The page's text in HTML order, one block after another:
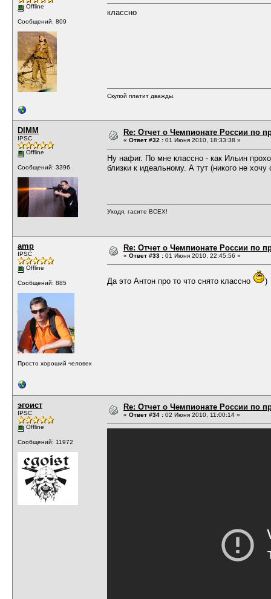
Offline
Сообщений: 809
классно
Скупой платит дважды.
DIMM
IPSC
Offline
Сообщений: 3396
Re: Отчет о Чемпионате России по
« Ответ #32 : 01 Июня 2010, 18:33:38 »
Ну нафиг. По мне классно - как Ильин
близки к идеальному. А тут (никого не
Уходя, гасите ВСЕХ!
amp
IPSC
Offline
Сообщений: 885
Просто хороший человек
Re: Отчет о Чемпионате России по
« Ответ #33 : 01 Июня 2010, 22:45:56 »
Да это Антон про то что снято классно )
эгоист
IPSC
Offline
Сообщений: 11972
Re: Отчет о Чемпионате России по
« Ответ #34 : 02 Июня 2010, 11:00:14 »